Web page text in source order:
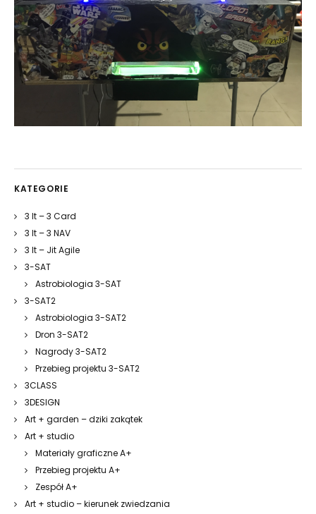
KATEGORIE
3 It – 3 Card
3 It – 3 NAV
3 It – Jit Agile
3-SAT
Astrobiologia 3-SAT
3-SAT2
Astrobiologia 3-SAT2
Dron 3-SAT2
Nagrody 3-SAT2
Przebieg projektu 3-SAT2
3CLASS
3DESIGN
Art + garden – dziki zakątek
Art + studio
Materiały graficzne A+
Przebieg projektu A+
Zespół A+
Art + studio – kierunek zwiedzania